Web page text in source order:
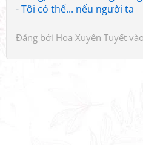
-Tôi có thể... nếu người ta
Đăng bởi Hoa Xuyên Tuyết